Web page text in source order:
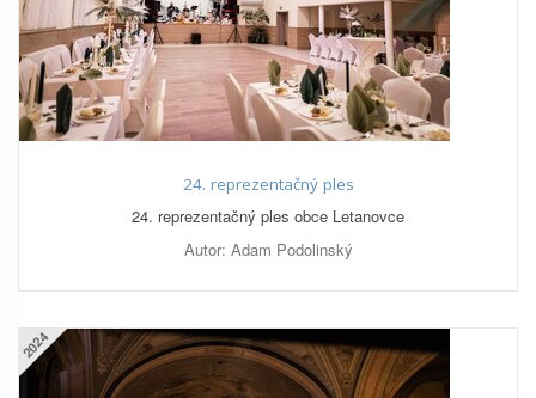
24. reprezentačný ples
24. reprezentačný ples obce Letanovce
Autor: Adam Podolinský
2024